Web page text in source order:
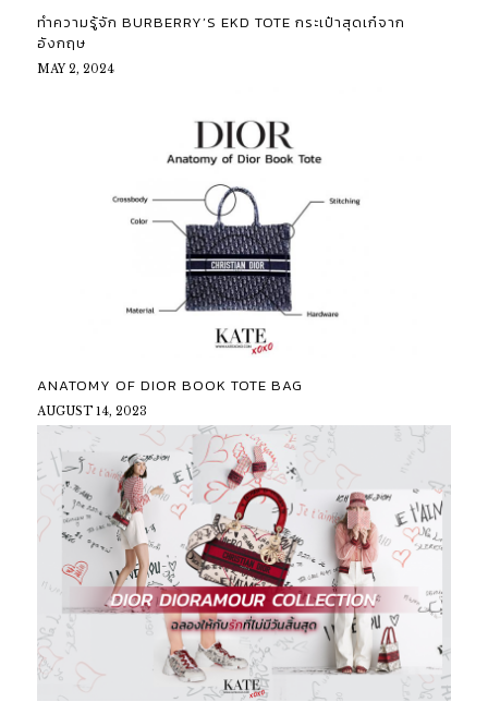
ทำความรู้จัก BURBERRY’S EKD TOTE กระเป๋าสุดเก๋จาก
อังกฤษ
MAY 2, 2024
ANATOMY OF DIOR BOOK TOTE BAG
AUGUST 14, 2023